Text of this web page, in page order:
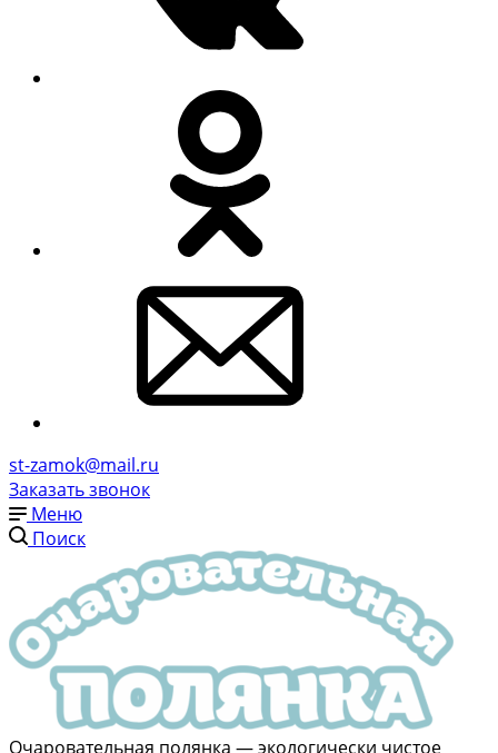
st-zamok@mail.ru
Заказать звонок
Меню
Поиск
Очаровательная полянка — экологически чистое